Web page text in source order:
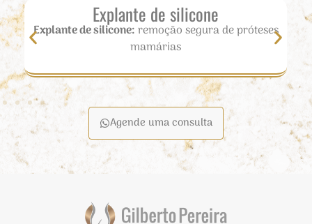
Explante de silicone
Explante de silicone:remoção segura de próteses
mamárias
Agende uma consulta